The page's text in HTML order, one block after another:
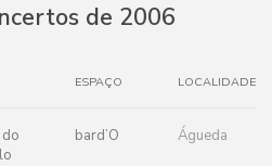
de 2006
ESPAÇO LOCALIDADE
bard’O Águeda